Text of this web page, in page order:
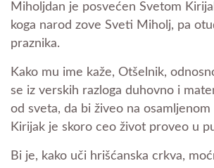
Miholjdan je posvećen Svetom
koga narod zove Sveti Miholj, pa
praznika.
Kako mu ime kaže, Otšelnik,
se iz verskih razloga duhovno i
od sveta, da bi živeo na
Kirijak je skoro ceo život proveo u
Bi je, kako uči hrišćanska crkva,